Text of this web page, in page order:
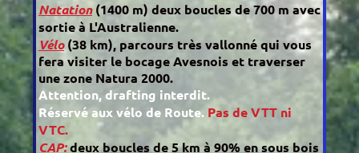
Natation(1400 m) deux boucles de 700 m avec
sortie à L'Australienne.
Vélo (38 km), parcours très vallonné qui vous
fera visiter le bocage Avesnois et traverser
une zone Natura 2000.
Attention, drafting interdit.
Réservé aux vélo de Route. Pas de VTT ni
VTC.
CAP:deux boucles de 5 km à 90% en sous bois